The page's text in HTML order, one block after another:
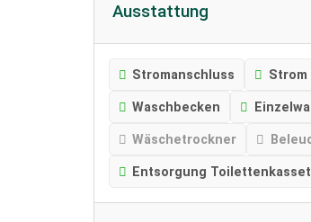
Ausstattung
Stromanschluss Strom
Waschbecken
Wäschetrockner
Entsorgung